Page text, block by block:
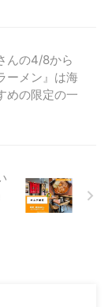
んの4/8から
ーメン』は海
めの限定の一